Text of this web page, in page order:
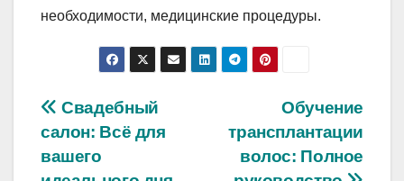
необходимости, медицинские процедуры.
Навигация
по
Обучение
трансплантации
волос: Полное
Свадебный
салон: Всё для
вашего